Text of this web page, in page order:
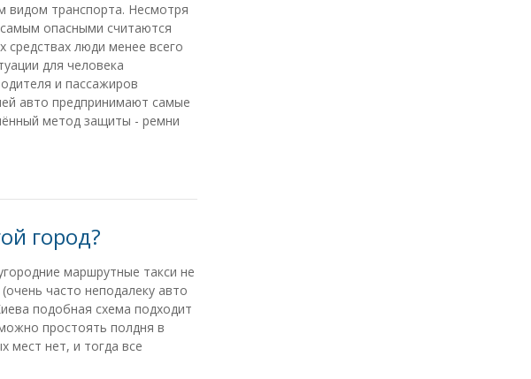
видом транспорта. Несмотря
опасными считаются
люди менее всего
для человека
и пассажиров
авто предпринимают самые
метод защиты - ремни
город?
маршрутные такси не
часто неподалеку авто
подобная схема подходит
простоять полдня в
мест нет, и тогда все